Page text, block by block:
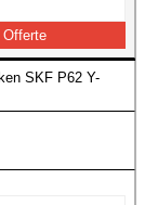
SKF P62 Y-